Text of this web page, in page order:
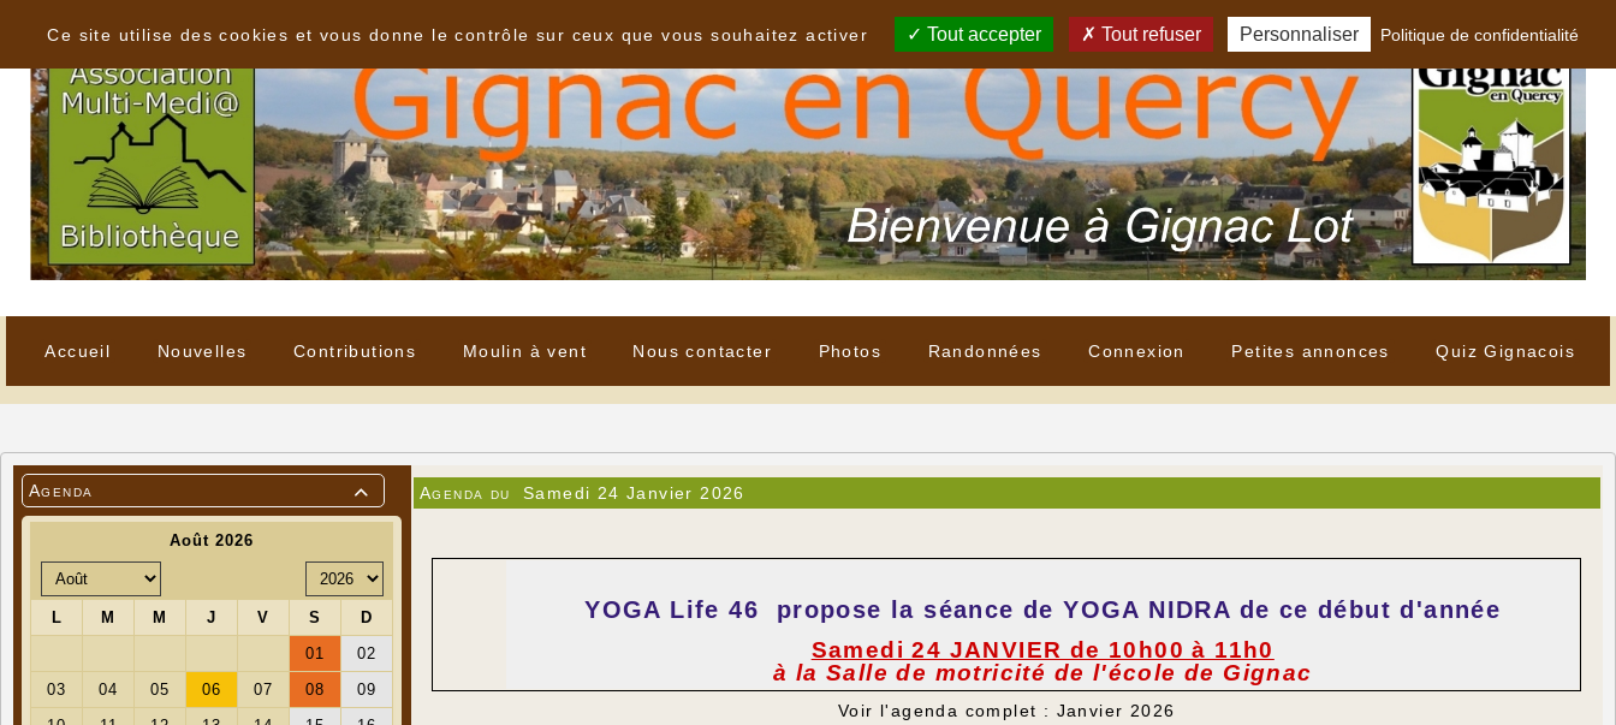
Accueil Nouvelles Contributions Moulin à vent Nous contacter Photos Randonnées Connexion Petites annonces Quiz Gignacois

Agenda Agenda du Samedi 24 Janvier 2026
YOGA Life 46 propose la séance de YOGA NIDRA de ce début d'année
Samedi 24 JANVIER de 10h00 à 11h0
à la Salle de motricité de l'école de Gignac
Voir l'agenda complet : Janvier 2026
Ce site utilise des cookies et vous donne le contrôle sur ceux que vous souhaitez activer
Tout accepter Tout refuser Personnaliser Politique de confidentialité